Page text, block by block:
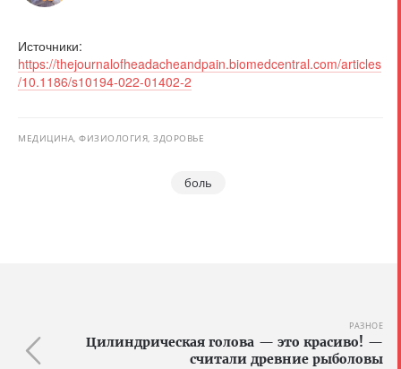
Источники:
https://thejournalofheadacheandpain.biomedcentral.com/articles
/10.1186/s10194-022-01402-2
МЕДИЦИНА, ФИЗИОЛОГИЯ, ЗДОРОВЬЕ
боль
РАЗНОЕ
Цилиндрическая голова — это красиво! —
считали древние рыболовы